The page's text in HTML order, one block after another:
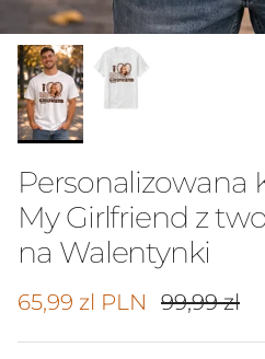
Personalizowana
My Girlfriend z
na Walentynki
Cena promocyjna
65,99 zl PLN Cena
99,99 zl